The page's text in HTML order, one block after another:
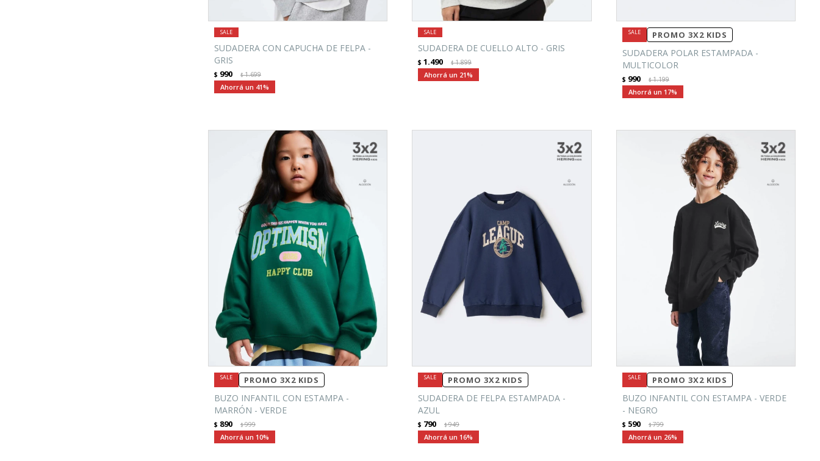
SUDADERA CON CAPUCHA DE FELPA -
GRIS
$ 990 $1.699
41
SUDADERA DE CUELLO ALTO - GRIS
$ 1.490 $1.899
21
PROMO 3X2 KIDS
SUDADERA POLAR ESTAMPADA -
MULTICOLOR
$ 990 $1.199
17
PROMO 3X2 KIDS
BUZO INFANTIL CON ESTAMPA -
MARRÓN - VERDE
$ 890 $999
10
PROMO 3X2 KIDS
SUDADERA DE FELPA ESTAMPADA -
AZUL
$ 790 $949
16
PROMO 3X2 KIDS
BUZO INFANTIL CON ESTAMPA - VERDE
- NEGRO
$ 590 $799
26